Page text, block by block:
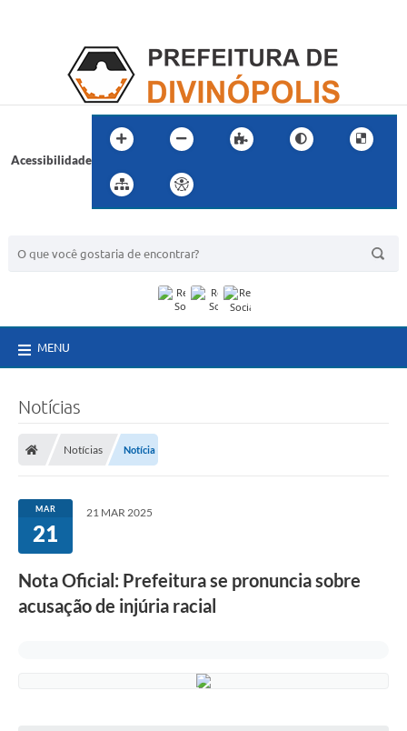
Acessibilidade
MENU
Notícias
Notícias Notícia
MAR
21
21 MAR 2025
Nota Oficial: Prefeitura se pronuncia sobre
acusação de injúria racial